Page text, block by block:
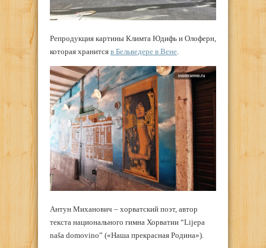
Репродукция картины Климта Юдифь и Олоферн,
которая хранится в Бельведере в Вене
Антун Миханович – хорватский поэт, автор
текста национального гимна Хорватии “Lijepa
naša domovino” («Наша прекрасная Родина»).